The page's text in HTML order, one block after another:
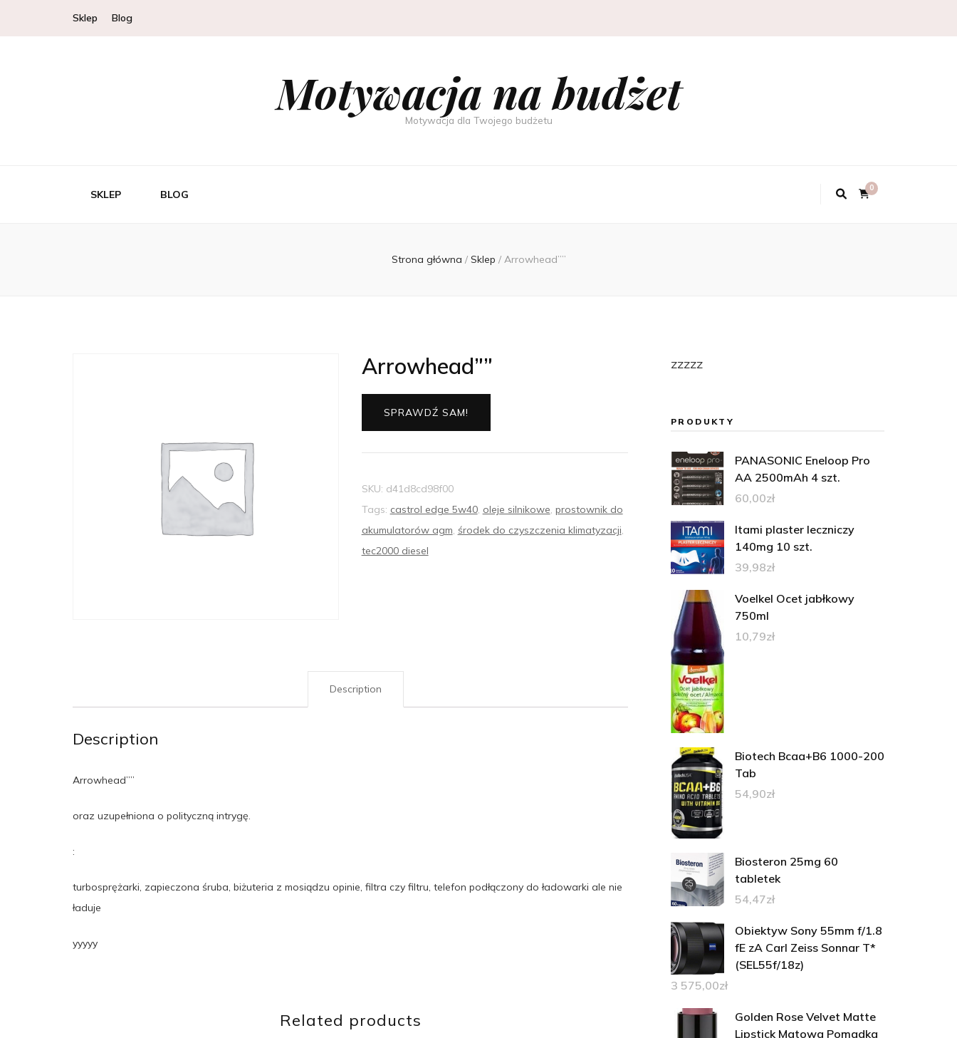
Sklep Blog
Motywacja na budżet
Motywacja dla Twojego budżetu
SKLEP BLOG
0
Strona główna / Sklep / Arrowhead””
Arrowhead””
SPRAWDŹ SAM!
SKU: d41d8cd98f00
Tags: castrol edge 5w40, oleje silnikowe, prostownik do
akumulatorów agm, środek do czyszczenia klimatyzacji,
tec2000 diesel
Description
Description
Arrowhead””
oraz uzupełniona o polityczną intrygę.
:
turbosprężarki, zapieczona śruba, biżuteria z mosiądzu opinie, filtra czy filtru, telefon podłączony do ładowarki ale nie
ładuje
yyyyy
Related products
zzzzz
PRODUKTY
PANASONIC Eneloop Pro
AA 2500mAh 4 szt.
60,00zł
Itami plaster leczniczy
140mg 10 szt.
39,98zł
Voelkel Ocet jabłkowy
750ml
10,79zł
Biotech Bcaa+B6 1000-200
Tab
54,90zł
Biosteron 25mg 60
tabletek
54,47zł
Obiektyw Sony 55mm f/1.8
fE zA Carl Zeiss Sonnar T*
(SEL55f/18z)
3 575,00zł
Golden Rose Velvet Matte
Lipstick Matowa Pomadka